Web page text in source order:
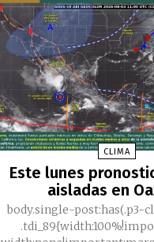
CLIMA
Este lunes
aisladas en
body.single-post:has(.p3-